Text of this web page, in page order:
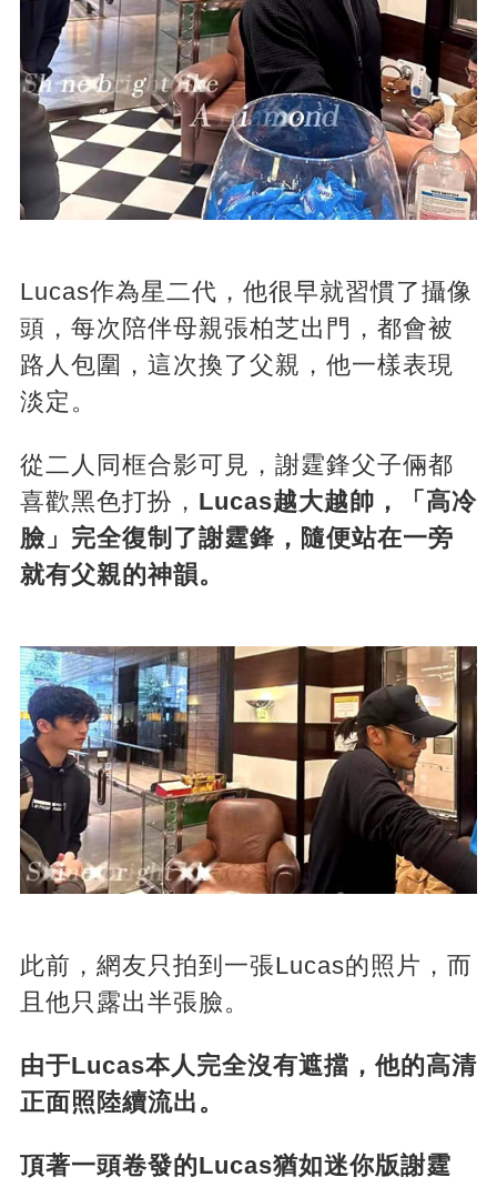
Lucas作為星二代，他很早就習慣了攝像
頭，每次陪伴母親張柏芝出門，都會被
路人包圍，這次換了父親，他一樣表現
淡定。
從二人同框合影可見，謝霆鋒父子倆都
喜歡黑色打扮， Lucas越大越帥，「高冷
臉」完全復制了謝霆鋒，隨便站在一旁
就有父親的神韻。
此前，網友只拍到一張Lucas的照片，而
且他只露出半張臉。
由于Lucas本人完全沒有遮擋，他的高清
正面照陸續流出。
頂著一頭卷發的Lucas猶如迷你版謝霆